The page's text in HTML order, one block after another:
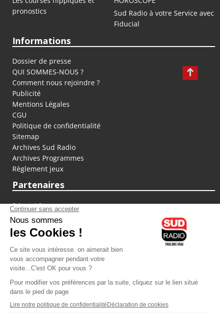
pronostics
Sud Radio à votre Service avec
Fiducial
Informations
Dossier de presse
QUI SOMMES-NOUS ?
Comment nous rejoindre ?
Publicité
Mentions Légales
CGU
Politique de confidentialité
Sitemap
Archives Sud Radio
Archives Programmes
Règlement jeux
Partenaires
fiducial.fr
lyoncapitale.fr
olympique-et-lyonnais.com
L'application Iphone / Android
Téléchargez l'application
Les cookies